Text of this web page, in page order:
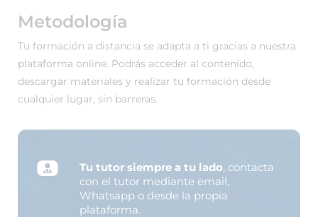
Metodología
Tu formación a distancia se adapta a ti gracias a nuestra
plataforma online. Podrás acceder al contenido,
descargar materiales y realizar tu formación desde
cualquier lugar, sin barreras.
Tu tutor siempre a tu lado, contacta
con el tutor mediante email,
Whatsapp o desde la propia
plataforma.